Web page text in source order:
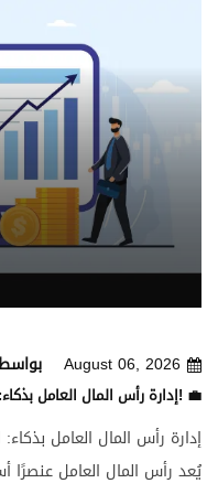
August 06, 2026
إدارة رأس المال العامل بذكاء: السر الخفي وراء نجاح الشركات! 💼
إدارة رأس المال العامل
يُعد رأس المال العامل